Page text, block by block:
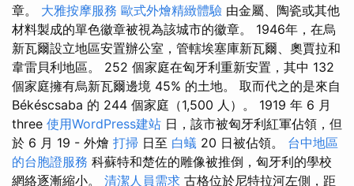
章。 大雅按摩服務 歐式外燴精緻體驗 由金屬、陶瓷或其他
材料製成的單色徽章被視為該城市的徽章。 1946年，在烏
新瓦爾設立地區安置辦公室，管轄埃塞庫新瓦爾、奧賈拉和
韋雷貝利地區。 252 個家庭在匈牙利重新安置，其中 132
個家庭擁有烏新瓦爾邊境 45% 的土地。 取而代之的是來自
Békéscsaba 的 244 個家庭（1,500 人）。 1919 年 6 月
three 使用WordPress建站 日，該市被匈牙利紅軍佔領，但
於 6 月 19 - 外燴 打掃 日至 白蟻 20 日被佔領。 台中地區
的台胞證服務 科蘇特和楚佐的雕像被推倒，匈牙利的學校
網絡逐漸縮小。 清潔人員需求 古格位於尼特拉河左側，距